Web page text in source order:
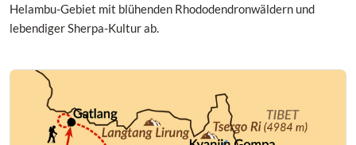
Helambu-Gebiet mit blühenden Rhododendronwäldern und
lebendiger Sherpa-Kultur ab.